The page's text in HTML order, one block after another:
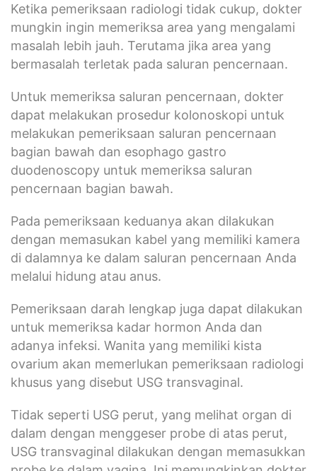
Ketika pemeriksaan radiologi tidak cukup, dokter
mungkin ingin memeriksa area yang mengalami
masalah lebih jauh. Terutama jika area yang
bermasalah terletak pada saluran pencernaan.
Untuk memeriksa saluran pencernaan, dokter
dapat melakukan prosedur kolonoskopi untuk
melakukan pemeriksaan saluran pencernaan
bagian bawah dan esophago gastro
duodenoscopy untuk memeriksa saluran
pencernaan bagian bawah.
Pada pemeriksaan keduanya akan dilakukan
dengan memasukan kabel yang memiliki kamera
di dalamnya ke dalam saluran pencernaan Anda
melalui hidung atau anus.
Pemeriksaan darah lengkap juga dapat dilakukan
untuk memeriksa kadar hormon Anda dan
adanya infeksi. Wanita yang memiliki kista
ovarium akan memerlukan pemeriksaan radiologi
khusus yang disebut USG transvaginal.
Tidak seperti USG perut, yang melihat organ di
dalam dengan menggeser probe di atas perut,
USG transvaginal dilakukan dengan memasukkan